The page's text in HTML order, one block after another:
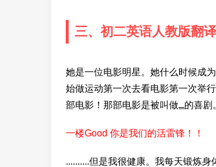
三、初二英语人教版翻译
她是一位电影明星。她什么时候成
始做运动第一次去看电影第一次举
部电影！那部电影是被叫做„„的喜剧
一楼Good 你是我们的活雷锋！！
..........但是我很健康。我每天锻炼